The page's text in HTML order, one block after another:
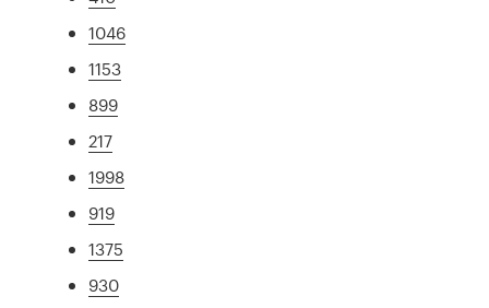
1046
1153
899
217
1998
919
1375
930